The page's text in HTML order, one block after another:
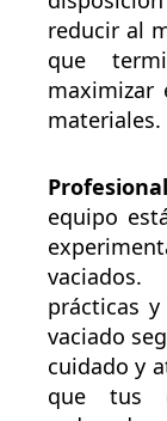
reducir al
que
maximizar
materiales.
equipo
prácticas
vaciado
cuidado y
que tus